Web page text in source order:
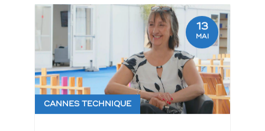
13
MAI
CANNES TECHNIQUE